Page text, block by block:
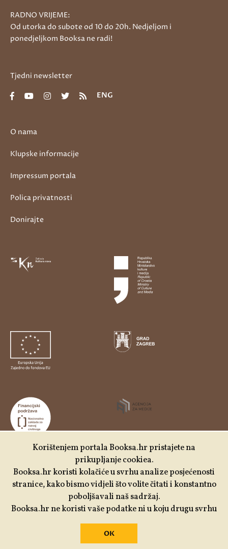
Udruga Kulturtreger je korisnik institucionalne podrške
Nacionalne zaklade za razvoj civilnoga društva za
stabilizaciju i/ili razvoj udruge u području demokratizacije i
društvenog razvoja.
O nama
Klupske informacije
Impressum portala
Polica privatnosti
Donirajte
RADNO VRIJEME:
Od utorka do subote od 10 do 20h. Nedjeljom i
ponedjeljkom Booksa ne radi!
Tjedni newsletter
ENG
Korištenjem portala Booksa.hr pristajete na
prikupljanje cookiea.
Booksa.hr koristi kolačiće u svrhu analize posjećenosti
stranice, kako bismo vidjeli što volite čitati i konstantno
poboljšavali naš sadržaj.
Booksa.hr ne koristi vaše podatke ni u koju drugu svrhu
OK